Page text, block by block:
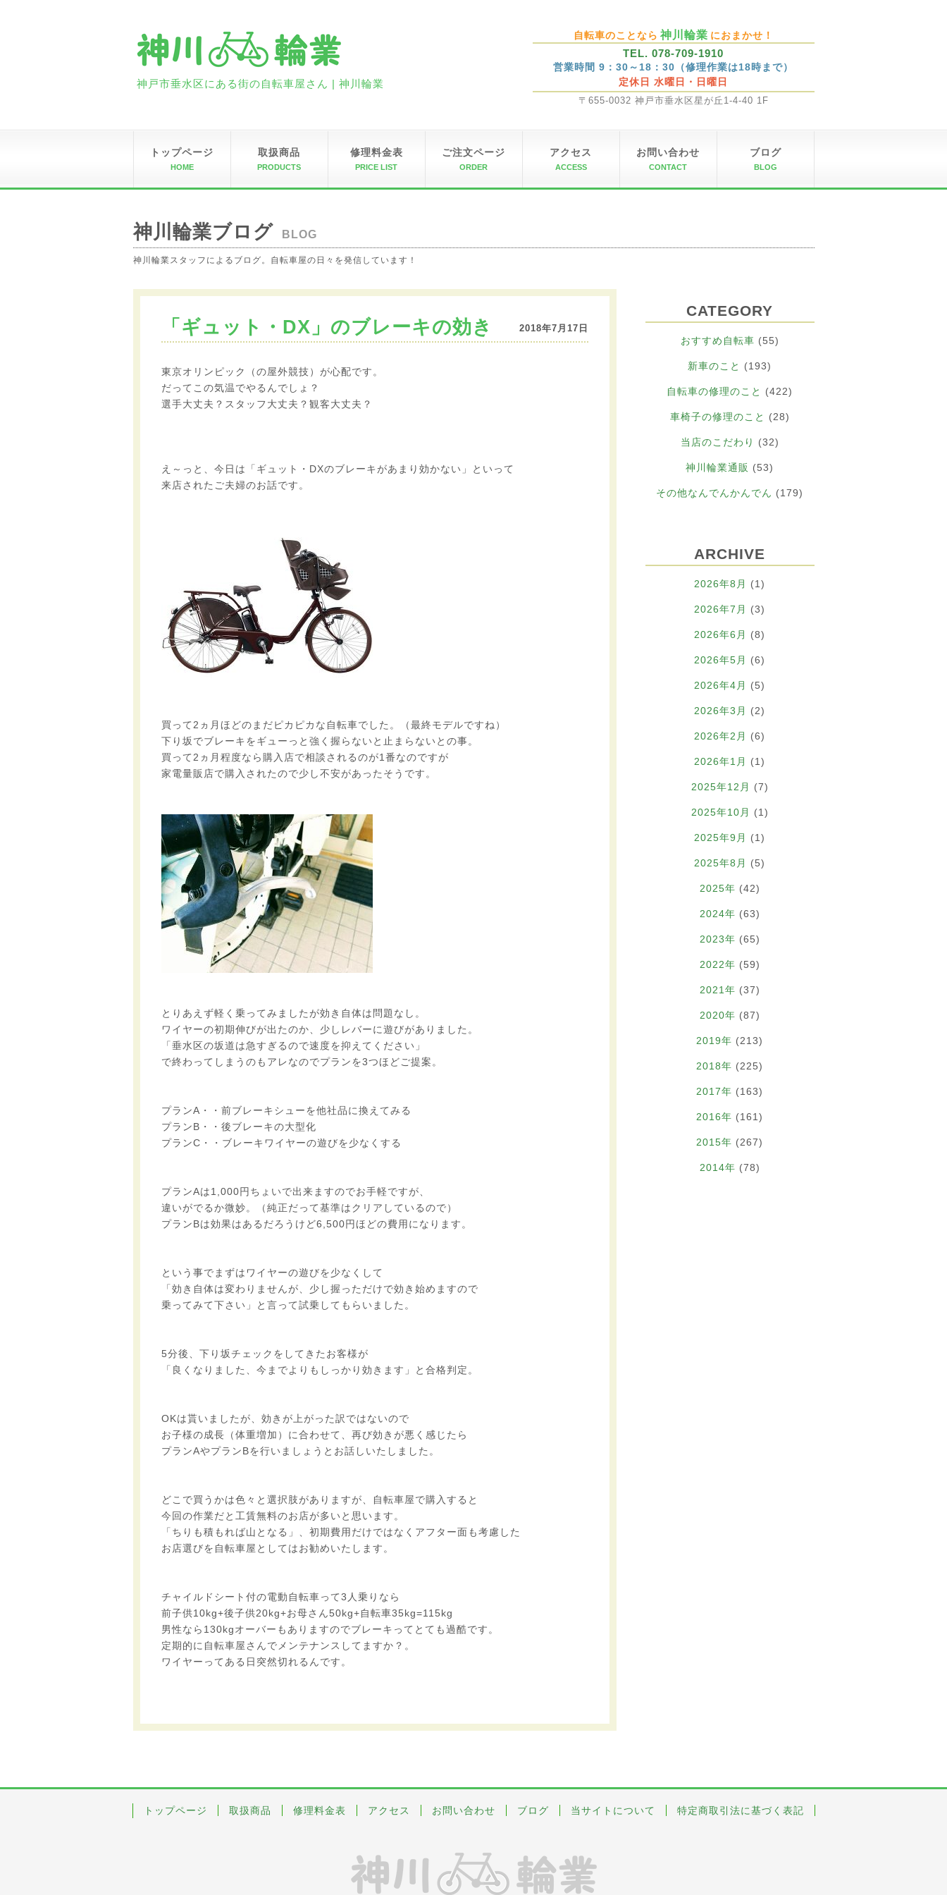
神戸市垂水区にある街の自転車屋さん | 神川輪業
自転車のことなら 神川輪業 におまかせ！
TEL. 078-709-1910
営業時間 9：30～18：30（修理作業は18時まで）
定休日 水曜日・日曜日
〒655-0032 神戸市垂水区星が丘1-4-40 1F
トップページ
HOME
取扱商品
PRODUCTS
修理料金表
PRICE LIST
ご注文ページ
ORDER
アクセス
ACCESS
お問い合わせ
CONTACT
ブログ
BLOG
神川輪業ブログ BLOG
神川輪業スタッフによるブログ。自転車屋の日々を発信しています！
「ギュット・DX」のブレーキの効き 2018年7月17日
東京オリンピック（の屋外競技）が心配です。
だってこの気温でやるんでしょ？
選手大丈夫？スタッフ大丈夫？観客大丈夫？
え～っと、今日は「ギュット・DXのブレーキがあまり効かない」といって
来店されたご夫婦のお話です。
買って2ヵ月ほどのまだピカピカな自転車でした。（最終モデルですね）
下り坂でブレーキをギューっと強く握らないと止まらないとの事。
買って2ヵ月程度なら購入店で相談されるのが1番なのですが
家電量販店で購入されたので少し不安があったそうです。
とりあえず軽く乗ってみましたが効き自体は問題なし。
ワイヤーの初期伸びが出たのか、少しレバーに遊びがありました。
「垂水区の坂道は急すぎるので速度を抑えてください」
で終わってしまうのもアレなのでプランを3つほどご提案。
プランA・・前ブレーキシューを他社品に換えてみる
プランB・・後ブレーキの大型化
プランC・・ブレーキワイヤーの遊びを少なくする
プランAは1,000円ちょいで出来ますのでお手軽ですが、
違いがでるか微妙。（純正だって基準はクリアしているので）
プランBは効果はあるだろうけど6,500円ほどの費用になります。
という事でまずはワイヤーの遊びを少なくして
「効き自体は変わりませんが、少し握っただけで効き始めますので
乗ってみて下さい」と言って試乗してもらいました。
5分後、下り坂チェックをしてきたお客様が
「良くなりました、今までよりもしっかり効きます」と合格判定。
OKは貰いましたが、効きが上がった訳ではないので
お子様の成長（体重増加）に合わせて、再び効きが悪く感じたら
プランAやプランBを行いましょうとお話しいたしました。
どこで買うかは色々と選択肢がありますが、自転車屋で購入すると
今回の作業だと工賃無料のお店が多いと思います。
「ちりも積もれば山となる」、初期費用だけではなくアフター面も考慮した
お店選びを自転車屋としてはお勧めいたします。
チャイルドシート付の電動自転車って3人乗りなら
前子供10kg+後子供20kg+お母さん50kg+自転車35kg=115kg
男性なら130kgオーバーもありますのでブレーキってとても過酷です。
定期的に自転車屋さんでメンテナンスしてますか？。
ワイヤーってある日突然切れるんです。
CATEGORY
おすすめ自転車 (55)
新車のこと (193)
自転車の修理のこと (422)
車椅子の修理のこと (28)
当店のこだわり (32)
神川輪業通販 (53)
その他なんでんかんでん (179)
ARCHIVE
2026年8月 (1)
2026年7月 (3)
2026年6月 (8)
2026年5月 (6)
2026年4月 (5)
2026年3月 (2)
2026年2月 (6)
2026年1月 (1)
2025年12月 (7)
2025年10月 (1)
2025年9月 (1)
2025年8月 (5)
2025年 (42)
2024年 (63)
2023年 (65)
2022年 (59)
2021年 (37)
2020年 (87)
2019年 (213)
2018年 (225)
2017年 (163)
2016年 (161)
2015年 (267)
2014年 (78)
トップページ 取扱商品 修理料金表 アクセス お問い合わせ ブログ 当サイトについて 特定商取引法に基づく表記